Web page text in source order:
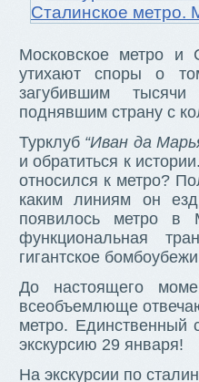
Московское метро и
утихают споры о
загубившим
поднявшим страну с
Турклуб “Иван да
и обратиться к
относился к метро?
каким линиям он
появилось метро в
функциональная
гигантское
До настоящего
всеобъемлюще
метро. Единственный
экскурсию 29 января!
На экскурсии по